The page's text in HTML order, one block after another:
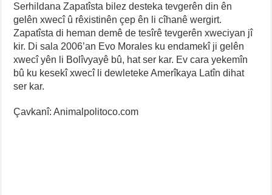
Serhildana Zapatîsta bilez desteka tevgerên din ên
gelên xwecî û rêxistinên çep ên li cîhanê wergirt.
Zapatîsta di heman demê de tesîrê tevgerên xweciyan jî
kir. Di sala 2006’an Evo Morales ku endamekî ji gelên
xwecî yên li Bolîvyayê bû, hat ser kar. Ev cara yekemîn
bû ku kesekî xwecî li dewleteke Amerîkaya Latîn dihat
ser kar.
Çavkanî: Animalpolitoco.com